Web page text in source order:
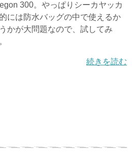
300。やっぱりシーカヤッカ
には防水バッグの中で使えるか
かが大問題なので、試してみ
続きを読む